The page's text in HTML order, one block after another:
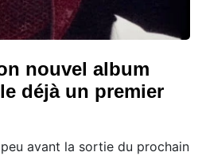
nouvel album
déjà un premier
avant la sortie du prochain